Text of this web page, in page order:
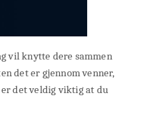
vil knytte dere sammen
det er gjennom venner,
det veldig viktig at du